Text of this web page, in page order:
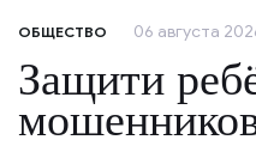
ОБЩЕСТВО 06 августа
Защити